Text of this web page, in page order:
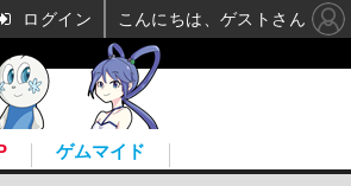
ゲムマイド
ログイン こんにちは、ゲストさん